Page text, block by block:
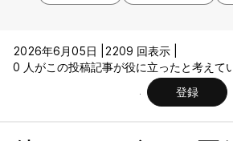
2026年6月05日 |
2209 回表示 |
0 人がこの投稿記事が役に立ったと考えて
登録